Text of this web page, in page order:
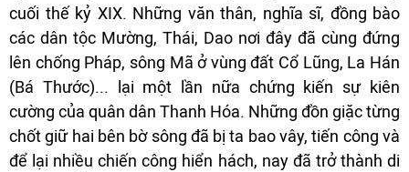
cuối thế kỷ XIX. Những văn thân, nghĩa sĩ, đồng bào
các dân tộc Mường, Thái, Dao nơi đây đã cùng đứng
lên chống Pháp, sông Mã ở vùng đất Cổ Lũng, La Hán
(Bá Thước)... lại một lần nữa chứng kiến sự kiên
cường của quân dân Thanh Hóa. Những đồn giặc từng
chốt giữ hai bên bờ sông đã bị ta bao vây, tiến công và
để lại nhiều chiến công hiển hách, nay đã trở thành di